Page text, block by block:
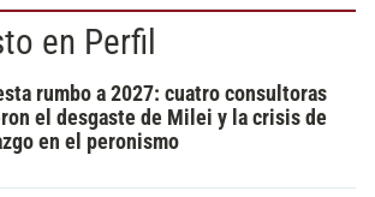
en Perfil
rumbo a 2027: cuatro consultoras
el desgaste de Milei y la crisis de
en el peronismo